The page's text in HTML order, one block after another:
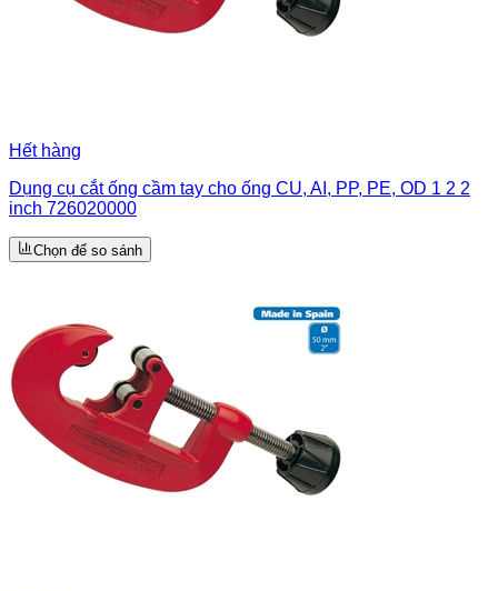
Hết hàng
Dụng cụ cắt ống cầm tay cho ống CU, AI, PP, PE, OD 1 2 2
inch 726020000
Chọn để so sánh